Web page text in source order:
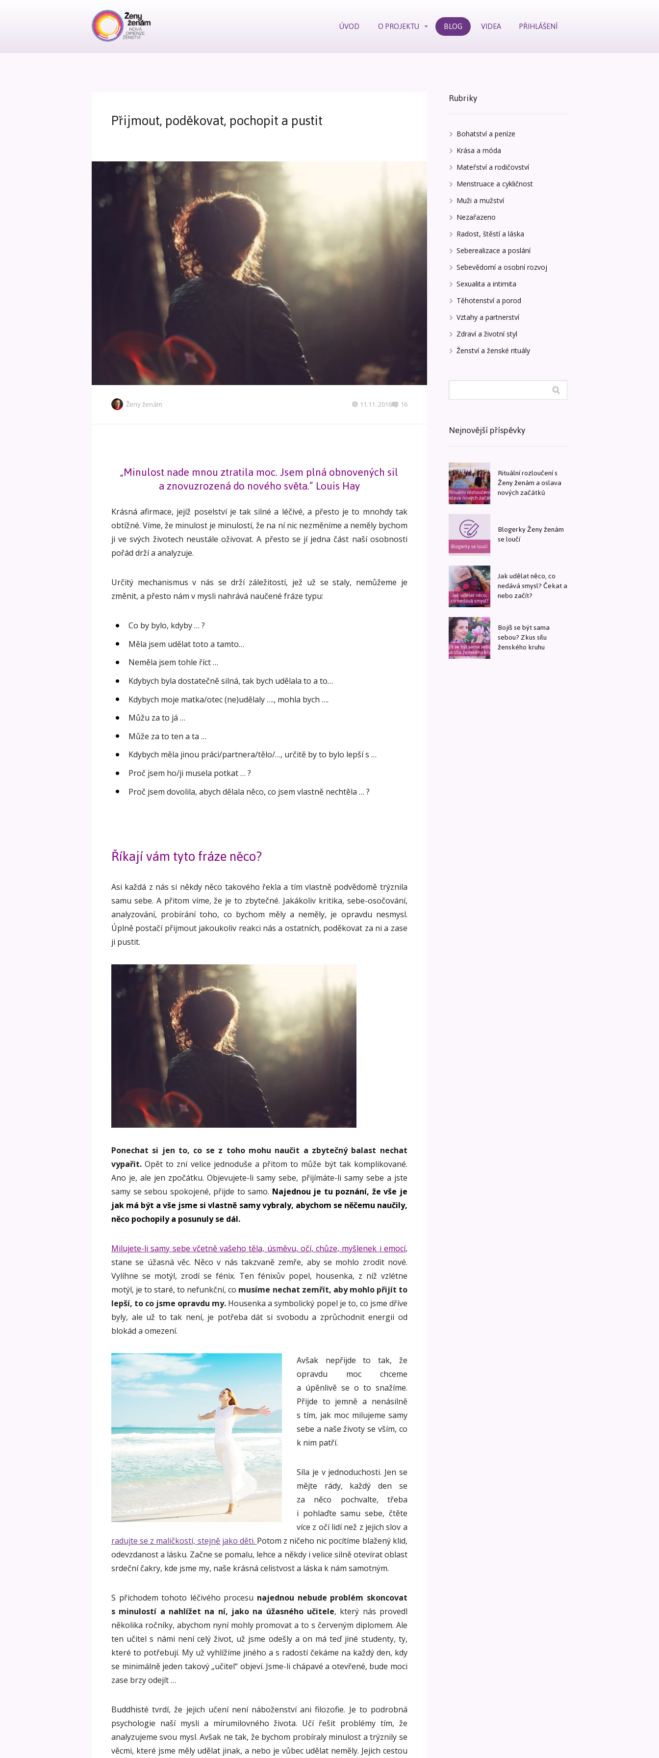
ÚVOD O PROJEKTU BLOG VIDEA PŘIHLÁŠENÍ
Přijmout, poděkovat, pochopit a pustit
Ženy ženám 11.11. 2016 16
„Minulost nade mnou ztratila moc. Jsem plná obnovených sil
a znovuzrozená do nového světa.“ Louis Hay
Krásná afirmace, jejíž poselství je tak silné a léčivé, a přesto je to mnohdy tak
obtížné. Víme, že minulost je minulostí, že na ní nic nezměníme a neměly bychom
ji ve svých životech neustále oživovat. A přesto se jí jedna část naší osobnosti
pořád drží a analyzuje.
Určitý mechanismus v nás se drží záležitostí, jež už se staly, nemůžeme je
změnit, a přesto nám v mysli nahrává naučené fráze typu:
Co by bylo, kdyby … ?
Měla jsem udělat toto a tamto…
Neměla jsem tohle říct …
Kdybych byla dostatečně silná, tak bych udělala to a to…
Kdybych moje matka/otec (ne)udělaly …., mohla bych ….
Můžu za to já …
Může za to ten a ta …
Kdybych měla jinou práci/partnera/tělo/…, určitě by to bylo lepší s …
Proč jsem ho/ji musela potkat … ?
Proč jsem dovolila, abych dělala něco, co jsem vlastně nechtěla … ?
Říkají vám tyto fráze něco?
Asi každá z nás si někdy něco takového řekla a tím vlastně podvědomě trýznila
samu sebe. A přitom víme, že je to zbytečné. Jakákoliv kritika, sebe-osočování,
analyzování, probírání toho, co bychom měly a neměly, je opravdu nesmysl.
Úplně postačí přijmout jakoukoliv reakci nás a ostatních, poděkovat za ni a zase
ji pustit.
Ponechat si jen to, co se z toho mohu naučit a zbytečný balast nechat
vypařit. Opět to zní velice jednoduše a přitom to může být tak komplikované.
Ano je, ale jen zpočátku. Objevujete-li samy sebe, přijímáte-li samy sebe a jste
samy se sebou spokojené, přijde to samo. Najednou je tu poznání, že vše je
jak má být a vše jsme si vlastně samy vybraly, abychom se něčemu naučily,
něco pochopily a posunuly se dál.
Milujete-li samy sebe včetně vašeho těla, úsměvu, očí, chůze, myšlenek i emocí,
stane se úžasná věc. Něco v nás takzvaně zemře, aby se mohlo zrodit nové.
Vylíhne se motýl, zrodí se fénix. Ten fénixův popel, housenka, z níž vzlétne
motýl, je to staré, to nefunkční, co musíme nechat zemřít, aby mohlo přijít to
lepší, to co jsme opravdu my. Housenka a symbolický popel je to, co jsme dříve
byly, ale už to tak není, je potřeba dát si svobodu a zprůchodnit energii od
blokád a omezení.
Avšak nepřijde to tak, že
opravdu moc chceme
a úpěnlivě se o to snažíme.
Přijde to jemně a nenásilně
s tím, jak moc milujeme samy
sebe a naše životy se vším, co
k nim patří.
Síla je v jednoduchosti. Jen se
mějte rády, každý den se
za něco pochvalte, třeba
i pohlaďte samu sebe, čtěte
více z očí lidí než z jejich slov a
radujte se z maličkostí, stejně jako děti. Potom z ničeho nic pocítíme blažený klid,
odevzdanost a lásku. Začne se pomalu, lehce a někdy i velice silně otevírat oblast
srdeční čakry, kde jsme my, naše krásná celistvost a láska k nám samotným.
S příchodem tohoto léčivého procesu najednou nebude problém skoncovat
s minulostí a nahlížet na ní, jako na úžasného učitele, který nás provedl
několika ročníky, abychom nyní mohly promovat a to s červeným diplomem. Ale
ten učitel s námi není celý život, už jsme odešly a on má teď jiné studenty, ty,
které to potřebují. My už vyhlížíme jiného a s radostí čekáme na každý den, kdy
se minimálně jeden takový „učitel“ objeví. Jsme-li chápavé a otevřené, bude moci
zase brzy odejít …
Buddhisté tvrdí, že jejich učení není náboženství ani filozofie. Je to podrobná
psychologie naší mysli a mírumilovného života. Učí řešit problémy tím, že
analyzujeme svou mysl. Avšak ne tak, že bychom probíraly minulost a trýznily se
věcmi, které jsme měly udělat jinak, a nebo je vůbec udělat neměly. Jejich cestou
Rubriky
Bohatství a peníze
Krása a móda
Mateřství a rodičovství
Menstruace a cykličnost
Muži a mužství
Nezařazeno
Radost, štěstí a láska
Seberealizace a poslání
Sebevědomí a osobní rozvoj
Sexualita a intimita
Těhotenství a porod
Vztahy a partnerství
Zdraví a životní styl
Ženství a ženské rituály
Nejnovější příspěvky
Rituální rozloučení s
Ženy ženám a oslava
nových začátků
Blogerky Ženy ženám
se loučí
Jak udělat něco, co
nedává smysl? Čekat a
nebo začít?
Bojíš se být sama
sebou? Zkus sílu
ženského kruhu